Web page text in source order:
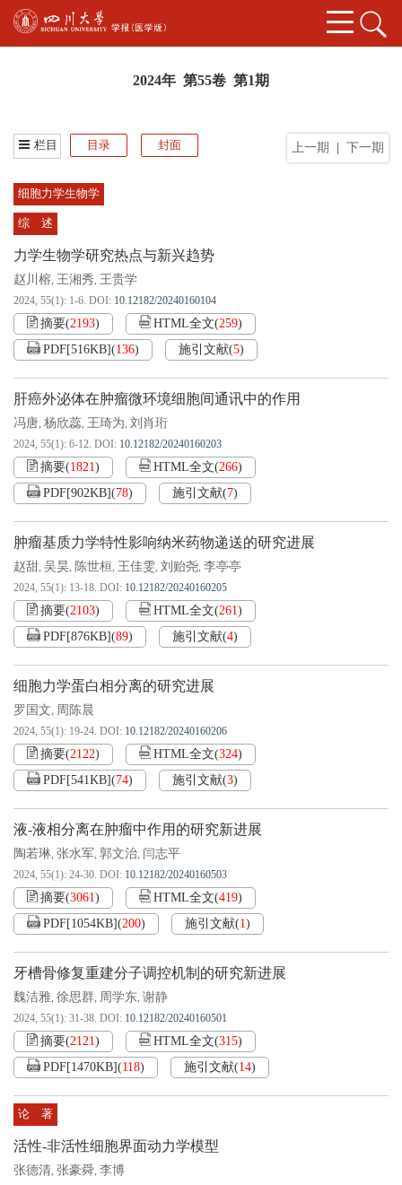
2024年 第55卷 第1期
上一期 下一期
栏目 目录 封面
细胞力学生物学
综 述
力学生物学研究热点与新兴趋势
赵川榕, 王湘秀, 王贵学
2024, 55(1): 1-6. DOI: 10.12182/20240160104
摘要(2193) HTML全文(259)
PDF[516KB](136) 施引文献(5)
肝癌外泌体在肿瘤微环境细胞间通讯中的作用
冯唐, 杨欣蕊, 王琦为, 刘肖珩
2024, 55(1): 6-12. DOI: 10.12182/20240160203
摘要(1821) HTML全文(266)
PDF[902KB](78) 施引文献(7)
肿瘤基质力学特性影响纳米药物递送的研究进展
赵甜, 吴昊, 陈世桓, 王佳雯, 刘贻尧, 李亭亭
2024, 55(1): 13-18. DOI: 10.12182/20240160205
摘要(2103) HTML全文(261)
PDF[876KB](89) 施引文献(4)
细胞力学蛋白相分离的研究进展
罗国文, 周陈晨
2024, 55(1): 19-24. DOI: 10.12182/20240160206
摘要(2122) HTML全文(324)
PDF[541KB](74) 施引文献(3)
液-液相分离在肿瘤中作用的研究新进展
陶若琳, 张水军, 郭文治, 闫志平
2024, 55(1): 24-30. DOI: 10.12182/20240160503
摘要(3061) HTML全文(419)
PDF[1054KB](200) 施引文献(1)
牙槽骨修复重建分子调控机制的研究新进展
魏洁雅, 徐思群, 周学东, 谢静
2024, 55(1): 31-38. DOI: 10.12182/20240160501
摘要(2121) HTML全文(315)
PDF[1470KB](118) 施引文献(14)
论 著
活性-非活性细胞界面动力学模型
张德清, 张豪舜, 李博